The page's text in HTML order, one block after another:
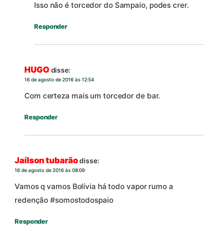
Isso não é torcedor do Sampaio, podes crer.
Responder
HUGO disse:
16 de agosto de 2016 às 12:54
Com certeza mais um torcedor de bar.
Responder
Jaílson tubarão disse:
16 de agosto de 2016 às 08:09
Vamos q vamos Bolívia há todo vapor rumo a
redenção #somostodospaio
Responder